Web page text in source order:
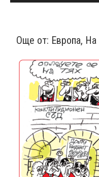
Още от: Европа, На